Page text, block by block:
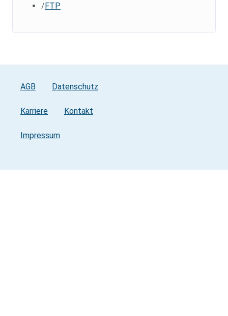
FTP
AGB Datenschutz
Karriere Kontakt
Impressum